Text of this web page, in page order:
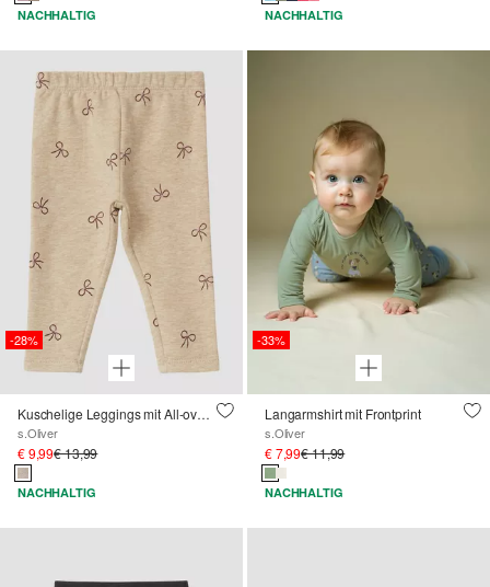
NACHHALTIG NACHHALTIG
-28%
Kuschelige Leggings mit All-over-Print
s.Oliver
€ 9,99€ 13,99
NACHHALTIG
-33%
Langarmshirt mit Frontprint
s.Oliver
€ 7,99€ 11,99
NACHHALTIG